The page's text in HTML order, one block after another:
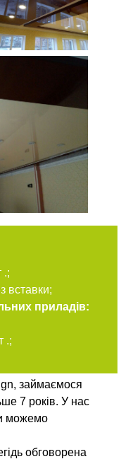
.;
вставки;
приладів:
.;
займаємося
7 років. У нас
можемо
обговорена